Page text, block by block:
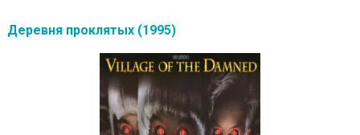
Деревня проклятых (1995)